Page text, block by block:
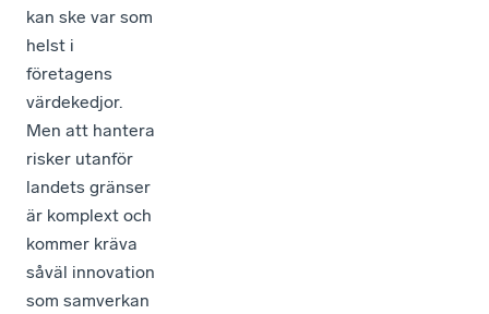
kan ske var som
helst i
företagens
värdekedjor.
Men att hantera
risker utanför
landets gränser
är komplext och
kommer kräva
såväl innovation
som samverkan